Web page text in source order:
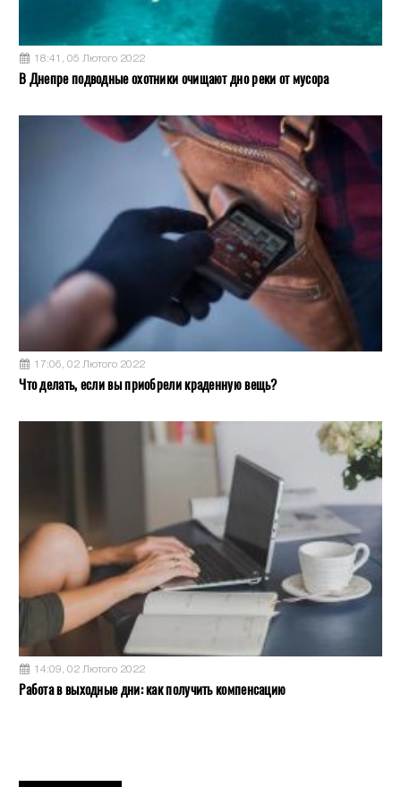
18:41, 05 Лютого 2022
В Днепре подводные охотники очищают дно реки от мусора
17:06, 02 Лютого 2022
Что делать, если вы приобрели краденную вещь?
14:09, 02 Лютого 2022
Работа в выходные дни: как получить компенсацию